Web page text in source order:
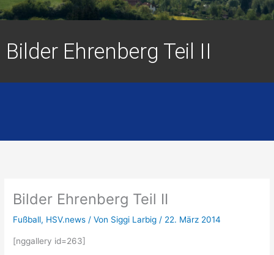
Bilder Ehrenberg Teil II
Bilder Ehrenberg Teil II
Fußball, HSV.news / Von Siggi Larbig/ 22. März 2014
[nggallery id=263]